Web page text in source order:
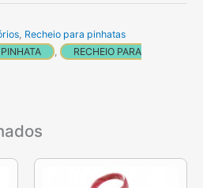
Recheio para pinhatas
PINHATA
RECHEIO PARA